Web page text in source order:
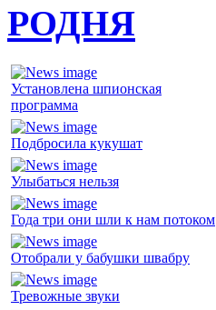
РОДНЯ
Установлена шпионская
программа
Подбросила кукушат
Улыбаться нельзя
Года три они шли к нам потоком
Отобрали у бабушки швабру
Тревожные звуки